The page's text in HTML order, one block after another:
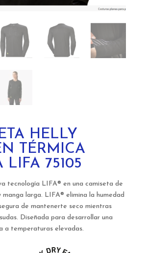
HELLY
TÉRMICA
LIFA 75105
tecnología LIFA® en una camiseta de
manga larga. LIFA® elimina la humedad
de mantenerte seco mientras
Diseñada para desarrollar una
a temperaturas elevadas.